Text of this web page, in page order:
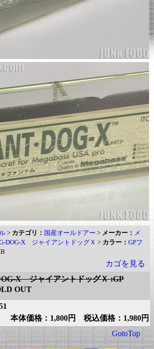
> カテゴリ： 国産オールドアー > メーカー： メ
DOG-X ジャイアントドッグＸ > カラー： GPフ
カゴを見る
X ジャイアントドッグＸ :GP
OUT
本体価格：1,800円 税込価格：1,980円
GotoTop